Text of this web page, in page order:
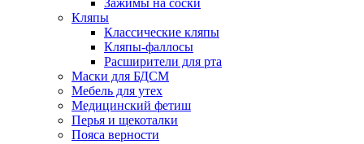
Зажимы на соски
Кляпы
Классические кляпы
Кляпы-фаллосы
Расширители для рта
Маски для БДСМ
Мебель для утех
Медицинский фетиш
Перья и щекоталки
Пояса верности